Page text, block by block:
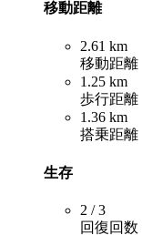
移動距離
2.61 km
移動距離
1.25 km
歩行距離
1.36 km
搭乗距離
生存
2 / 3
回復回